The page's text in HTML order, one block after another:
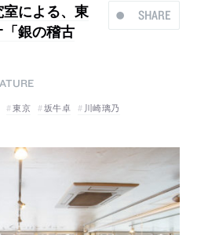
SHARE
による、東
銀の稽古
東京 坂牛卓 川崎璃乃